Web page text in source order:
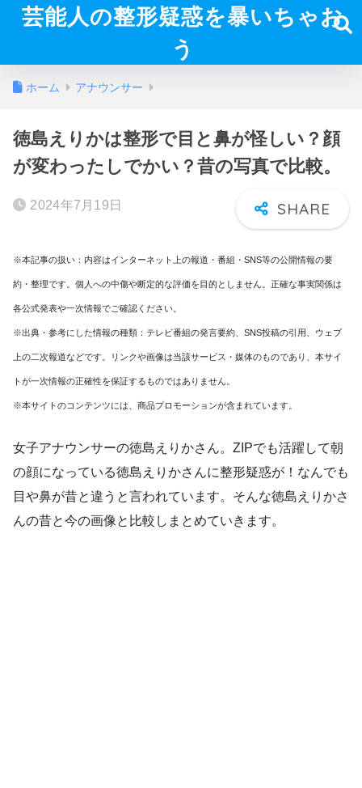
芸能人の整形疑惑を暴いちゃお
う
ホーム アナウンサー
徳島えりかは整形で目と鼻が怪しい？顔
が変わったしでかい？昔の写真で比較。
2024年7月19日
※本記事の扱い：内容はインターネット上の報道・番組・SNS等の公開情報の要
約・整理です。個人への中傷や断定的な評価を目的としません。正確な事実関係は
各公式発表や一次情報でご確認ください。
※出典・参考にした情報の種類：テレビ番組の発言要約、SNS投稿の引用、ウェブ
上の二次報道などです。リンクや画像は当該サービス・媒体のものであり、本サイ
トが一次情報の正確性を保証するものではありません。
※本サイトのコンテンツには、商品プロモーションが含まれています。
女子アナウンサーの徳島えりかさん。ZIPでも活躍して朝
の顔になっている徳島えりかさんに整形疑惑が！なんでも
目や鼻が昔と違うと言われています。そんな徳島えりかさ
んの昔と今の画像と比較しまとめていきます。